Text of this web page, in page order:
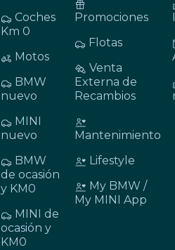
Coches
Km 0
Motos
BMW
nuevo
MINI
nuevo
BMW
de ocasión
y KM0
MINI de
ocasión y
KM0
Promociones
Flotas
Venta
Externa de
Recambios
Mantenimiento
Lifestyle
My BMW /
My MINI App